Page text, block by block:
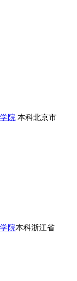
院 本科北京市
院本科浙江省